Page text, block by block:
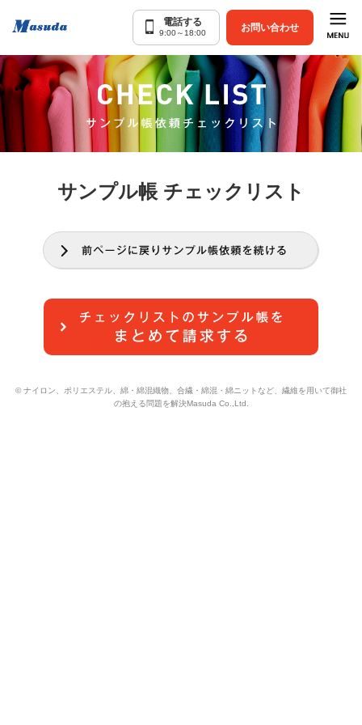
電話する
9:00～18:00 お問い合わせ
サンプル帳 チェックリスト
© ナイロン、ポリエステル、綿・綿混織物、合繊・綿混・綿ニットなど、繊維を用いて御社
の抱える問題を解決Masuda Co.,Ltd.